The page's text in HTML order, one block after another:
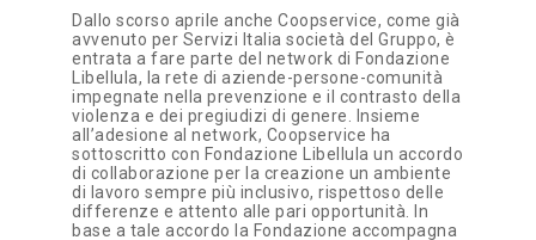
Dallo scorso aprile anche Coopservice, come già
avvenuto per Servizi Italia società del Gruppo, è
entrata a fare parte del network di Fondazione
Libellula, la rete di aziende-persone-comunità
impegnate nella prevenzione e il contrasto della
violenza e dei pregiudizi di genere. Insieme
all’adesione al network, Coopservice ha
sottoscritto con Fondazione Libellula un accordo
di collaborazione per la creazione un ambiente
di lavoro sempre più inclusivo, rispettoso delle
differenze e attento alle pari opportunità. In
base a tale accordo la Fondazione accompagna